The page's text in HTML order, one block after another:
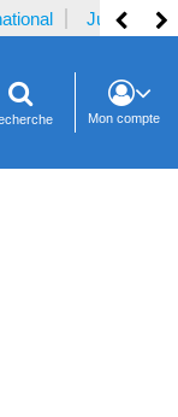
Justice
Mon compte
?